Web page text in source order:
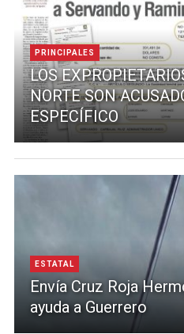
PRINCIPALES
LOS
NORTE SON
ESPECÍFICO
ESTATAL
Envía Cruz Roja
ayuda a Guerrero